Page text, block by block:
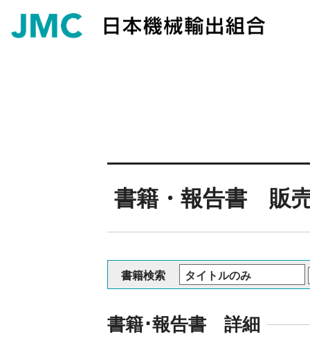
書籍・報告書 販
書籍検索
書籍･報告書 詳細